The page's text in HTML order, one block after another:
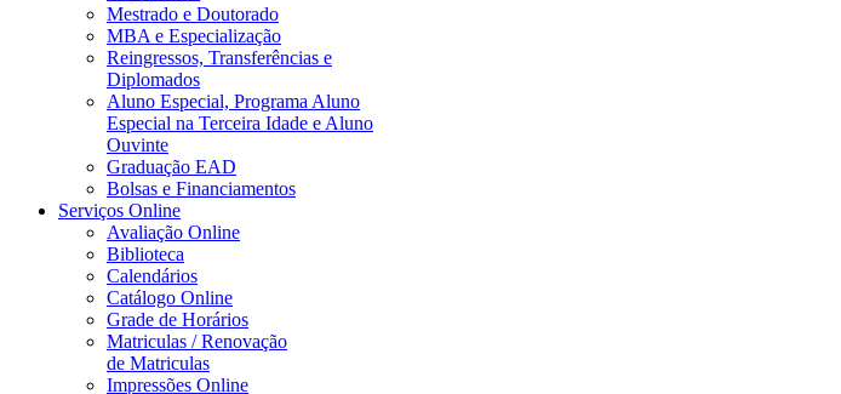
Mestrado e Doutorado
MBA e Especialização
Reingressos, Transferências e
Diplomados
Aluno Especial, Programa Aluno
Especial na Terceira Idade e Aluno
Ouvinte
Graduação EAD
Bolsas e Financiamentos
Serviços Online
Avaliação Online
Biblioteca
Calendários
Catálogo Online
Grade de Horários
Matriculas / Renovação
de Matriculas
Impressões Online